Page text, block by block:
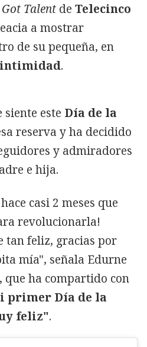
Got Talent de Telecinco
a mostrar
de su pequeña, en
intimidad.
este Día de la
reserva y ha decidido
y admiradores
e hija.
casi 2 meses que
revolucionarla!
tan feliz, gracias por
mía", señala Edurne
ha compartido con
primer Día de la
feliz".